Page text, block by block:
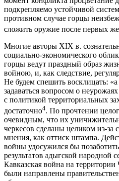
подкрепляемо устойчивой
противном случае горцы
сложить оружие после первых
Многие авторы XIX в.
социально-экономического
горцы ведут праздный образ
войною, и, как следствие,
Не будем спешить восклицать:
задаваться вопросом о
с политикой территориальных
достаточно4. По прочтении
очевидным, что их
черкесов сделаны целиком из-за
мнения, как оттиск штампа.
войны удосужился бы
результатов адыгской народной
Кавказская война на
были направлены